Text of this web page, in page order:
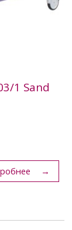
1 Sand